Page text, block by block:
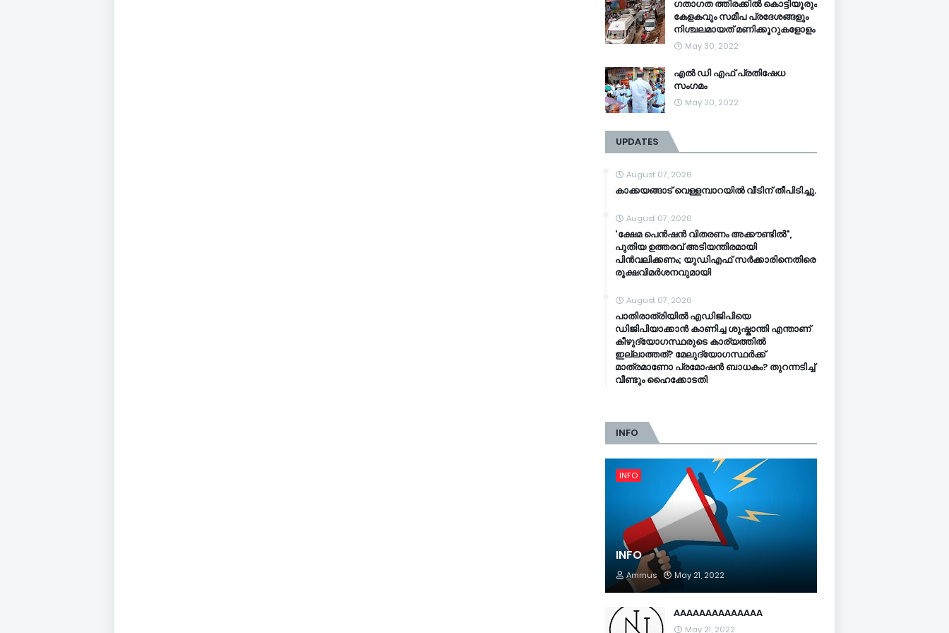
ഗതാഗത ത്തിരക്കിൽ കൊട്ടിയൂരും
കേളകവും സമീപ പ്രദേശങ്ങളും
നിശ്ചലമായത് മണിക്കൂറുകളോളം
May 30, 2022
എൽ ഡി എഫ് പ്രതിഷേധ
സംഗമം
May 30, 2022
UPDATES
August 07, 2026
കാക്കയങ്ങാട് വെള്ളമ്പാറയിൽ വീടിന് തീപിടിച്ചു.
August 07, 2026
'ക്ഷേമ പെൻഷൻ വിതരണം അക്കൗണ്ടിൽ",
പുതിയ ഉത്തരവ് അടിയന്തിരമായി
പിൻവലിക്കണം; യുഡിഎഫ് സർക്കാരിനെതിരെ
രൂക്ഷവിമർശനവുമായി
August 07, 2026
പാതിരാത്രിയിൽ എഡിജിപിയെ
ഡിജിപിയാക്കാൻ കാണിച്ച ശുഷ്കാന്തി എന്താണ്
കീഴുദ്യോഗസ്ഥരുടെ കാര്യത്തിൽ
ഇല്ലാത്തത്? മേലുദ്യോഗസ്ഥർക്ക്
മാത്രമാണോ പ്രമോഷൻ ബാധകം? തുറന്നടിച്ച്
വീണ്ടും ഹൈക്കോടതി
INFO
INFO
INFO
Ammus May 21, 2022
AAAAAAAAAAAAAA
May 21, 2022